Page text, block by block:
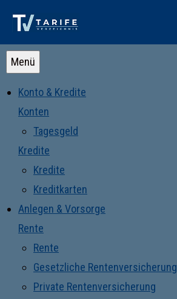
Menü
Konto & Kredite
Konten
Tagesgeld
Kredite
Kredite
Kreditkarten
Anlegen & Vorsorge
Rente
Rente
Gesetzliche Rentenversicherung
Private Rentenversicherung